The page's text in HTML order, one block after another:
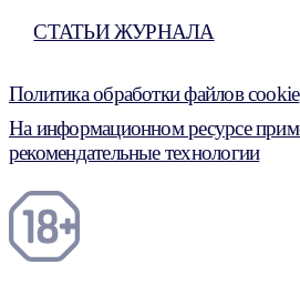
СТАТЬИ ЖУРНАЛА
Политика обработки файлов cookie
На информационном ресурсе
рекомендательные технологии